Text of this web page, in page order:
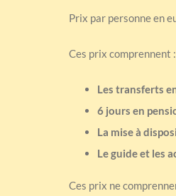
Prix par personne en
Ces prix comprennent :
Les transferts
6 jours en
La mise à
Le guide et les
Ces prix ne